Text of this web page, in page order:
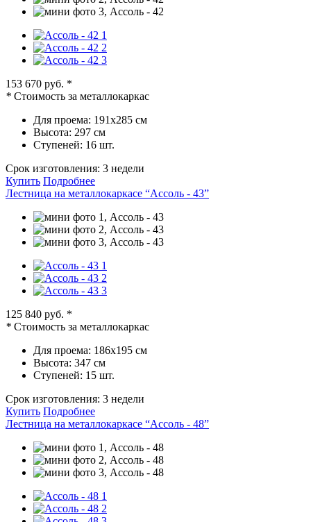
153 670 руб. *
* Стоимость за металлокаркас
Для проема: 191х285 см
Высота: 297 см
Ступеней: 16 шт.
Срок изготовления: 3 недели
Купить Подробнее
Лестница на металлокаркасе “Ассоль - 43”
125 840 руб. *
* Стоимость за металлокаркас
Для проема: 186х195 см
Высота: 347 см
Ступеней: 15 шт.
Срок изготовления: 3 недели
Купить Подробнее
Лестница на металлокаркасе “Ассоль - 48”